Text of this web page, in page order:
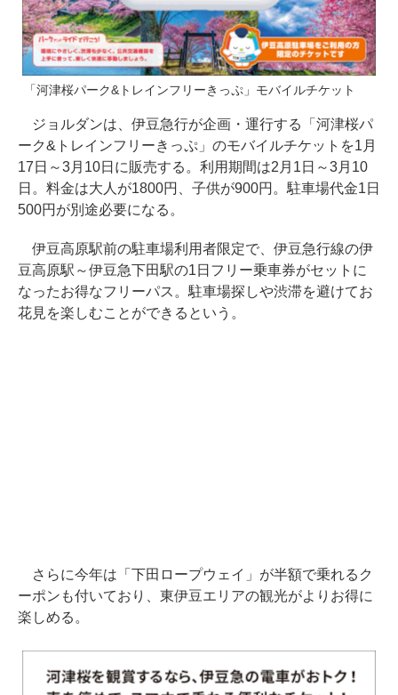
「河津桜パーク&トレインフリーきっぷ」モバイルチケット
ジョルダンは、伊豆急行が企画・運行する「河津桜パ
ーク&トレインフリーきっぷ」のモバイルチケットを1月
17日～3月10日に販売する。利用期間は2月1日～3月10
日。料金は大人が1800円、子供が900円。駐車場代金1日
500円が別途必要になる。
伊豆高原駅前の駐車場利用者限定で、伊豆急行線の伊
豆高原駅～伊豆急下田駅の1日フリー乗車券がセットに
なったお得なフリーパス。駐車場探しや渋滞を避けてお
花見を楽しむことができるという。
さらに今年は「下田ロープウェイ」が半額で乗れるク
ーポンも付いており、東伊豆エリアの観光がよりお得に
楽しめる。